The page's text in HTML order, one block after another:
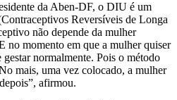
da Aben-DF, o DIU é um
Reversíveis de Longa
não depende da mulher
no momento em que a mulher quiser
normalmente. Pois o método
mais, uma vez colocado, a mulher
afirmou.